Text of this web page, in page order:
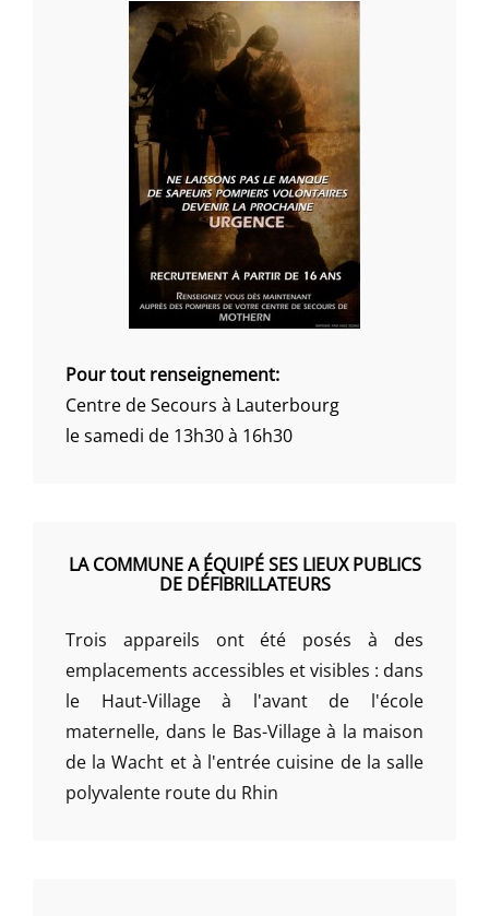
Pour tout renseignement:
Centre de Secours à Lauterbourg
le samedi de 13h30 à 16h30
LA COMMUNE A ÉQUIPÉ SES LIEUX PUBLICS
DE DÉFIBRILLATEURS
Trois appareils ont été posés à des
emplacements accessibles et visibles : dans
le Haut-Village à l'avant de l'école
maternelle, dans le Bas-Village à la maison
de la Wacht et à l'entrée cuisine de la salle
polyvalente route du Rhin